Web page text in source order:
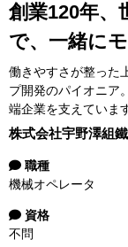
創業120年、
で、一緒に
働きやすさが整った
プ開発のパイオニア
端企業を支えていま
株式会社宇野澤組
職種
機械オペレータ
資格
不問